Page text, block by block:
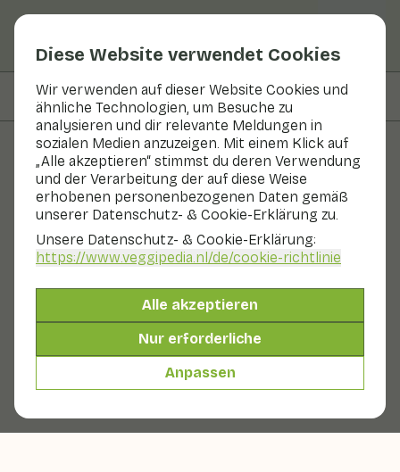
Diese Website verwendet Cookies
Wir verwenden auf dieser Website Cookies und
ähnliche Technologien, um Besuche zu
analysieren und dir relevante Meldungen in
sozialen Medien anzuzeigen. Mit einem Klick auf
„Alle akzeptieren“ stimmst du deren Verwendung
und der Verarbeitung der auf diese Weise
erhobenen personenbezogenen Daten gemäß
unserer Datenschutz- & Cookie-Erklärung zu.
Unsere Datenschutz- & Cookie-Erklärung:
https://www.veggipedia.nl/de/cookie-richtlinie
Alle akzeptieren
Nur erforderliche
Anpassen
Auf dieser Seite Informationen
Obst und Gemüse
Petersilie
In Saison Kräuter Kühlschrank
sie zu einem unverzichtbaren Kraut in der Küche.
Petersilie ist reich an Vitamin C und Mineralien. Es gibt
zwei Arten von Petersilie: die krause Petersilie und die
"flache" Petersilie, die etwas mehr Geschmack hat. Die
krause Petersilie eignet sich sehr gut als Beilage zu
kalten Speisen und Suppen. Flache Petersilie kann auch